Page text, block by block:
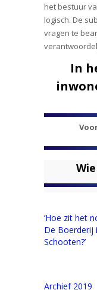
het bestuur
logisch. De
vragen te
In
’Hoe zit het
De Boerderij
Schooten?’
Archief 2019